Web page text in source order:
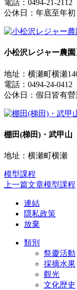
電話：0494-21-2112
公休日：年底至年初
小松沢レジャー農
地址：横瀬町横瀬
電話：0494-24-0412
公休日：假日皆有
棚田(梯田)・武甲山
地址：横瀬町横瀬
模型課程
上一篇文章模型課程
連結
隱私政策
放棄
類別
祭慶活動
採摘水果
觀光
文化歴史